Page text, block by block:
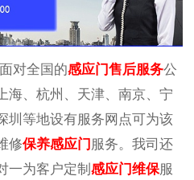
对全国的感应门售后服务公
海、杭州、天津、南京、宁
圳等地设有服务网点可为该
修保养感应门 服务。我司还
一为客户定制 感应门维保服